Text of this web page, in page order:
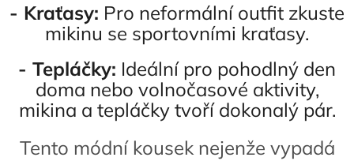
- Kraťasy: Pro neformální outfit zkuste
mikinu se sportovními kraťasy.
- Tepláčky: Ideální pro pohodlný den
doma nebo volnočasové aktivity,
mikina a tepláčky tvoří dokonalý pár.
Tento módní kousek nejenže vypadá